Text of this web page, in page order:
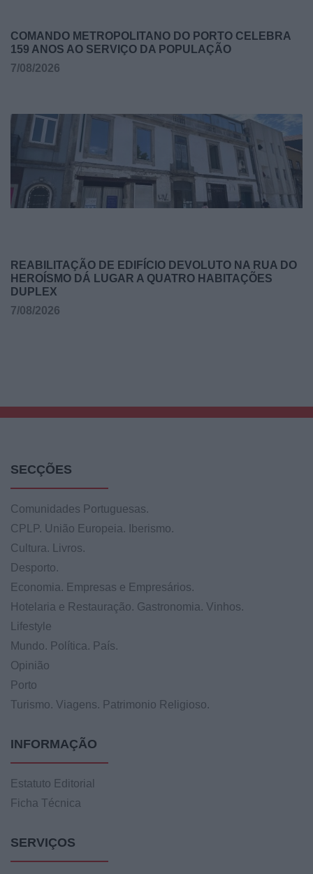
COMANDO METROPOLITANO DO PORTO CELEBRA
159 ANOS AO SERVIÇO DA POPULAÇÃO
7/08/2026
REABILITAÇÃO DE EDIFÍCIO DEVOLUTO NA RUA DO
HEROÍSMO DÁ LUGAR A QUATRO HABITAÇÕES
DUPLEX
7/08/2026
SECÇÕES
Comunidades Portuguesas.
CPLP. União Europeia. Iberismo.
Cultura. Livros.
Desporto.
Economia. Empresas e Empresários.
Hotelaria e Restauração. Gastronomia. Vinhos.
Lifestyle
Mundo. Política. País.
Opinião
Porto
Turismo. Viagens. Patrimonio Religioso.
INFORMAÇÃO
Estatuto Editorial
Ficha Técnica
SERVIÇOS